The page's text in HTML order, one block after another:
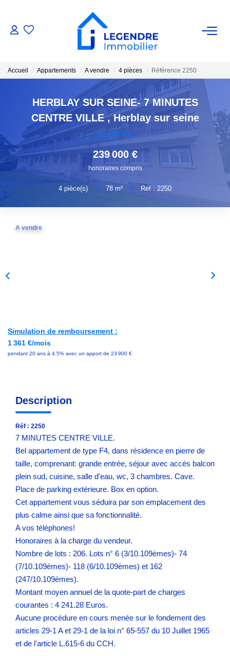
VENTE
Nos Biens
Nos Biens Vendus
ESTIMATION
NOS AGENCES
Qui Sommes-Nous ?
CONTACT
Accueil Appartements A vendre 4 pièces Référence 2250
HERBLAY SUR SEINE- 7 MINUTES
CENTRE VILLE,Herblay sur seine
239 000 €
honoraires compris
4 pièce(s) • 78 m² • Réf : 2250
A vendre
Simulation de remboursement :
1 361 €/mois
pendant 20 ans à 4.5% avec un apport de 23 900 €
Description
Réf : 2250
7 MINUTES CENTRE VILLE.
Bel appartement de type F4, dans résidence en pierre de
taille, comprenant: grande entrée, séjour avec accès balcon
plein sud, cuisine, salle d'eau, wc, 3 chambres. Cave.
Place de parking extérieure. Box en option.
Cet appartement vous séduira par son emplacement des
plus calme ainsi que sa fonctionnalité.
A vos téléphones!
Honoraires à la charge du vendeur.
Nombre de lots : 206. Lots n° 6 (3/10.109èmes)- 74
(7/10.109èmes)- 118 (6/10.109èmes) et 162
(247/10.109èmes).
Montant moyen annuel de la quote-part de charges
courantes : 4 241.28 Euros.
Aucune procédure en cours menée sur le fondement des
articles 29-1 A et 29-1 de la loi n° 65-557 du 10 Juillet 1965
et de l'article L.615-6 du CCH.